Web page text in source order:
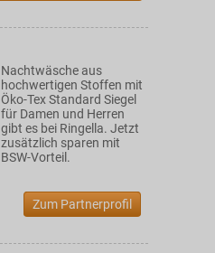
Nachtwäsche aus
hochwertigen Stoffen mit
Öko-Tex Standard Siegel
für Damen und Herren
gibt es bei Ringella. Jetzt
zusätzlich sparen mit
BSW-Vorteil.
Zum Partnerprofil